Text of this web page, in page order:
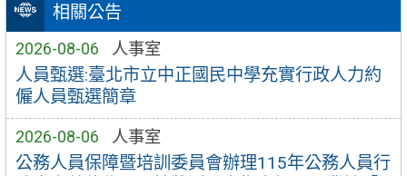
相關公告
2026-08-06 人事室
人員甄選:臺北市立中正國民中學充實行政人力約
僱人員甄選簡章
2026-08-06 人事室
公務人員保障暨培訓委員會辦理115年公務人員行